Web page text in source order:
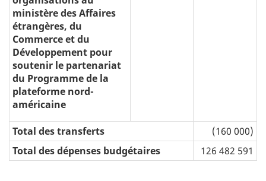
ministère des Affaires
étrangères, du
Commerce et du
Développement pour
soutenir le partenariat
du Programme de la
plateforme nord-
américaine
Total des transferts
(160 000)
Total des dépenses budgétaires
126 482 591